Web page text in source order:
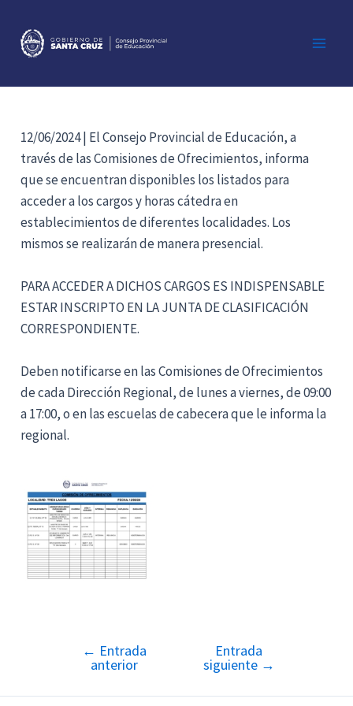
contenido
12/06/2024 | El Consejo Provincial de Educación, a
través de las Comisiones de Ofrecimientos, informa
que se encuentran disponibles los listados para
acceder a los cargos y horas cátedra en
establecimientos de diferentes localidades. Los
mismos se realizarán de manera presencial.
PARA ACCEDER A DICHOS CARGOS ES INDISPENSABLE
ESTAR INSCRIPTO EN LA JUNTA DE CLASIFICACIÓN
CORRESPONDIENTE.
Deben notificarse en las Comisiones de Ofrecimientos
de cada Dirección Regional, de lunes a viernes, de 09:00
a 17:00, o en las escuelas de cabecera que le informa la
regional.
Navegación
entradas
← Entrada
anterior
Entrada
siguiente →